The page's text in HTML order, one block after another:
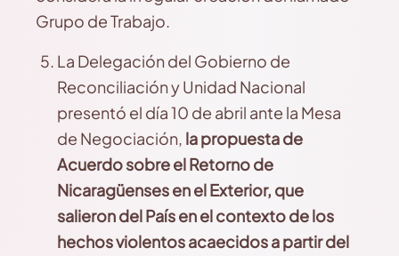
Grupo de Trabajo.
La Delegación del Gobierno de
Reconciliación y Unidad Nacional
presentó el día 10 de abril ante la Mesa
de Negociación, la propuesta de
Acuerdo sobre el Retorno de
Nicaragüenses en el Exterior, que
salieron del País en el contexto de los
hechos violentos acaecidos a partir del